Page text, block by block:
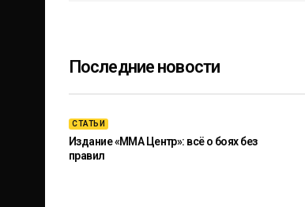
Последние новости
СТАТЬИ
Издание «ММА Центр»: всё о боях без
правил